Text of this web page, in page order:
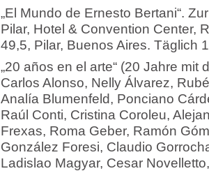
„El Mundo de Ernesto Bertani“.
Pilar, Hotel & Convention Center,
49,5, Pilar, Buenos Aires. Täglich
„20 años en el arte“ (20 Jahre mit
Carlos Alonso, Nelly Álvarez,
Analía Blumenfeld, Ponciano
Raúl Conti, Cristina Coroleu,
Frexas, Roma Geber, Ramón
González Foresi, Claudio
Ladislao Magyar, Cesar